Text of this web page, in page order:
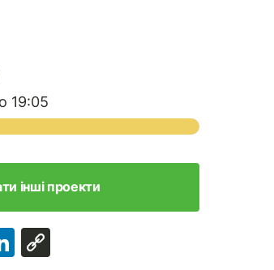
19:05
інші проекти